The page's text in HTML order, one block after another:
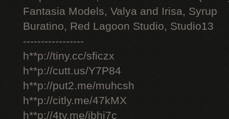
Fantasia Models, Valya and Irisa, Syrup
Buratino, Red Lagoon Studio, Studio13
-----------------
h**p://tiny.cc/sficzx
h**p://cutt.us/Y7P84
h**p://put2.me/muhcsh
h**p://citly.me/47kMX
h**p://4ty.me/ibhi7c